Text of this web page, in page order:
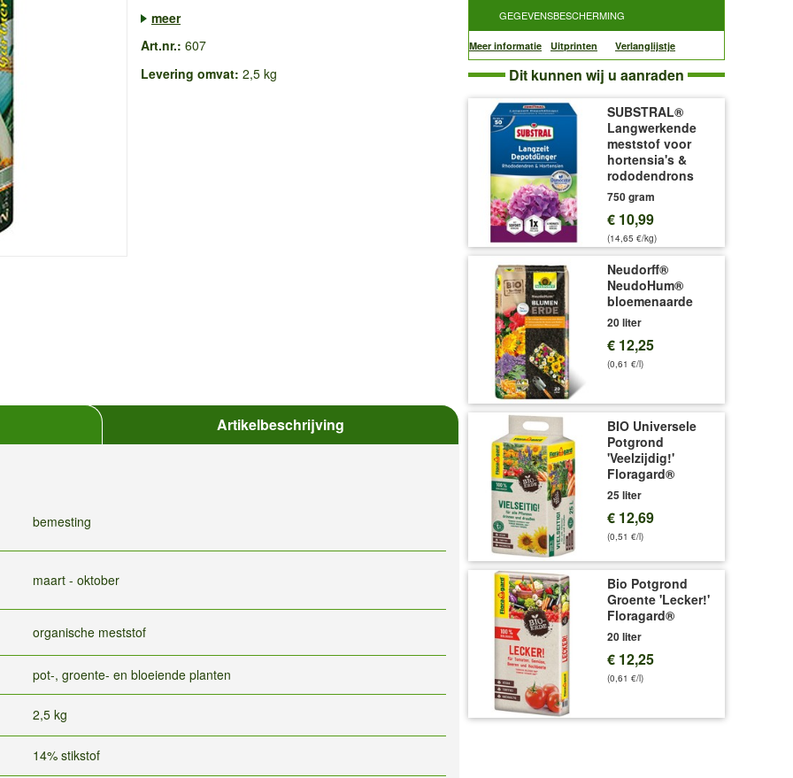
meer
Art.nr.: 607
Levering omvat: 2,5 kg
Artikelbeschrijving
bemesting
maart - oktober
organische meststof
pot-, groente- en bloeiende planten
2,5 kg
14% stikstof
GEGEVENSBESCHERMING
Meer informatie Uitprinten Verlanglijstje
Dit kunnen wij u aanraden
SUBSTRAL®
Langwerkende
meststof voor
hortensia's &
rododendrons
750 gram
€ 10,99
(14,65 €/kg)
Neudorff®
NeudoHum®
bloemenaarde
20 liter
€ 12,25
(0,61 €/l)
BIO Universele
Potgrond
'Veelzijdig!'
Floragard®
25 liter
€ 12,69
(0,51 €/l)
Bio Potgrond
Groente 'Lecker!'
Floragard®
20 liter
€ 12,25
(0,61 €/l)